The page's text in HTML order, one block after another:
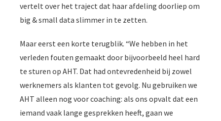
vertelt over het traject dat haar afdeling doorliep om
big & small data slimmer in te zetten.
Maar eerst een korte terugblik. “We hebben in het
verleden fouten gemaakt door bijvoorbeeld heel hard
te sturen op AHT. Dat had ontevredenheid bij zowel
werknemers als klanten tot gevolg. Nu gebruiken we
AHT alleen nog voor coaching: als ons opvalt dat een
iemand vaak lange gesprekken heeft, gaan we